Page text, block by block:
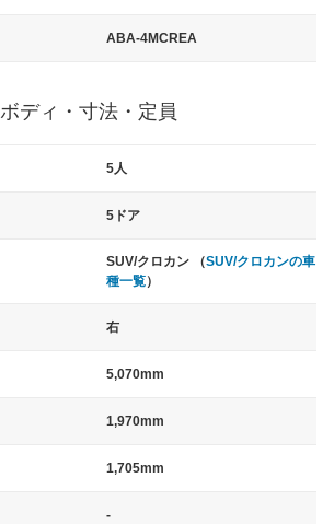
ABA-4MCREA
ボディ・寸法・定員
5人
5ドア
SUV/クロカン （SUV/クロカンの車
種一覧）
右
5,070mm
1,970mm
1,705mm
-